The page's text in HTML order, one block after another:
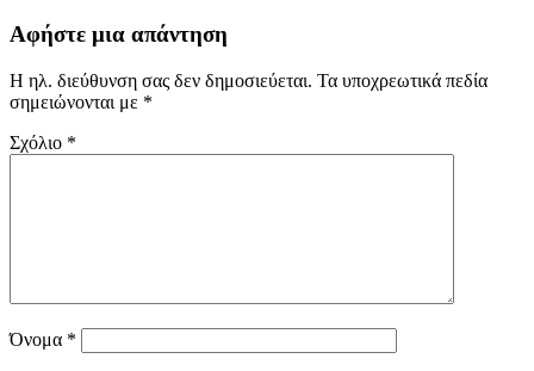
Αφήστε μια απάντηση
Η ηλ. διεύθυνση σας δεν δημοσιεύεται. Τα υποχρεωτικά πεδία
σημειώνονται με *
Σχόλιο *
Όνομα *